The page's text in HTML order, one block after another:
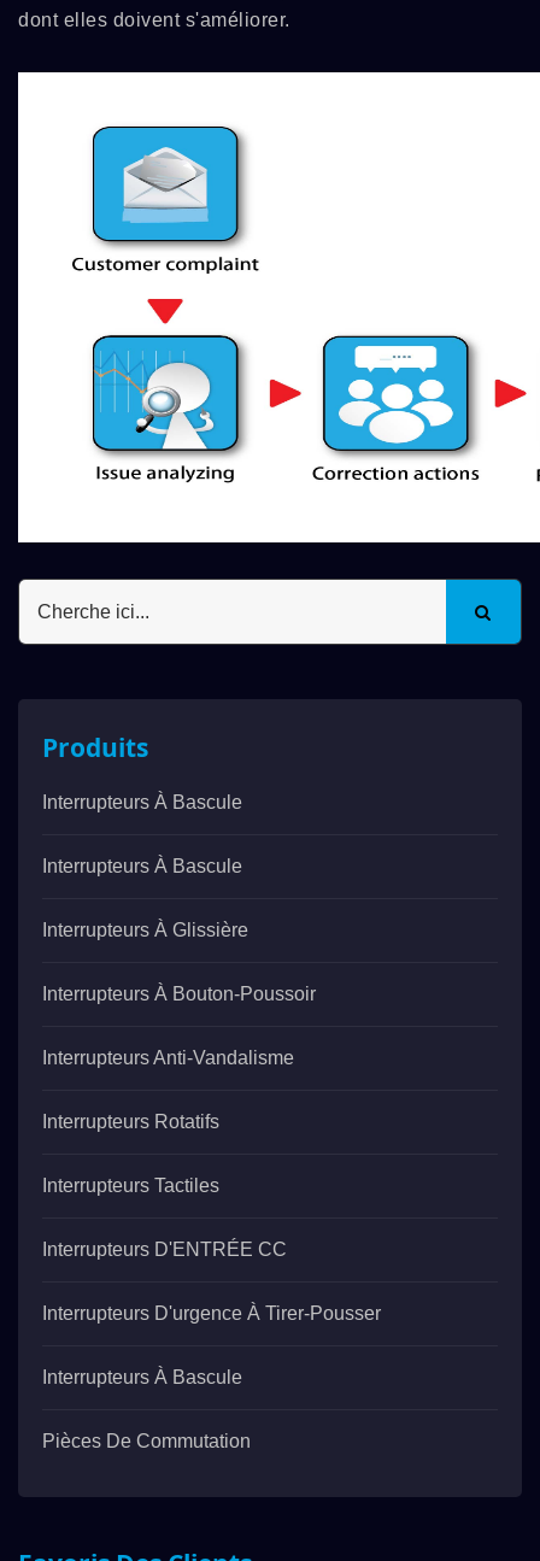
dont elles doivent s'améliorer.
Produits
Interrupteurs À Bascule
Interrupteurs À Bascule
Interrupteurs À Glissière
Interrupteurs À Bouton-Poussoir
Interrupteurs Anti-Vandalisme
Interrupteurs Rotatifs
Interrupteurs Tactiles
Interrupteurs D'ENTRÉE CC
Interrupteurs D'urgence À Tirer-Pousser
Interrupteurs À Bascule
Pièces De Commutation